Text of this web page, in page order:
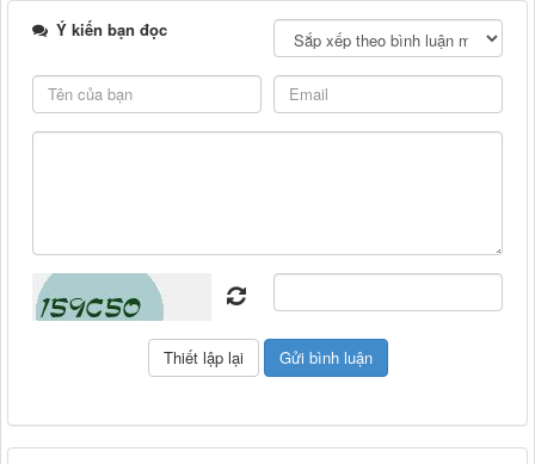
Ý kiến bạn đọc